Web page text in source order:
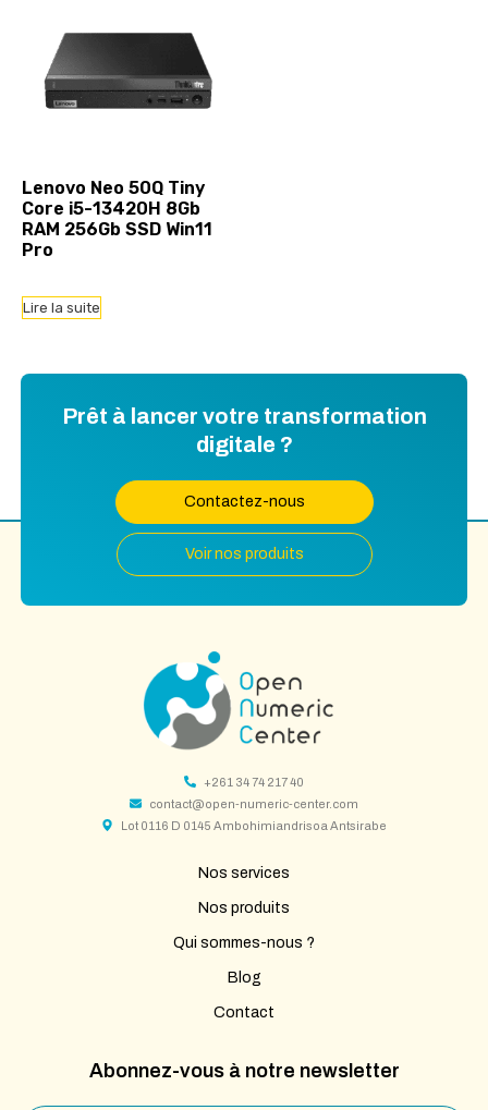
Lenovo Neo 50Q Tiny
Core i5-13420H 8Gb
RAM 256Gb SSD Win11
Pro
Lire la suite
Prêt à lancer votre transformation
digitale ?
Contactez-nous
Voir nos produits
+261 34 74 217 40
contact@open-numeric-center.com
Lot 0116 D 0145 Ambohimiandrisoa Antsirabe
Nos services
Nos produits
Qui sommes-nous ?
Blog
Contact
Abonnez-vous à notre newsletter